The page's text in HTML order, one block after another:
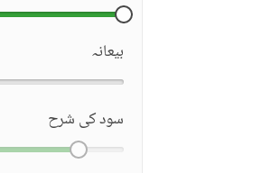
بیعانہ
سود کی شرح